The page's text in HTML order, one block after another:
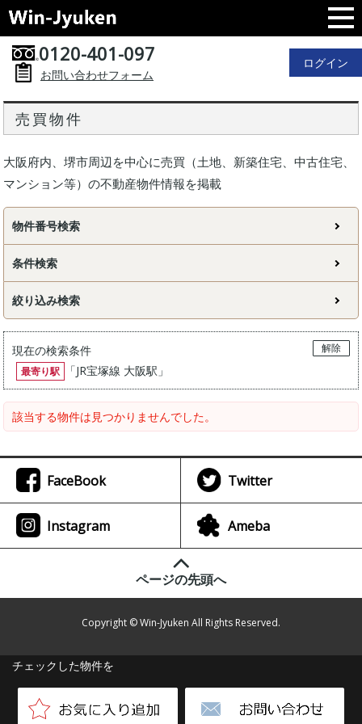
0120-401-097
お問い合わせフォーム
ログイン
売買物件
大阪府内、堺市周辺を中心に売買（土地、新築住宅、中古住宅、
マンション等）の不動産物件情報を掲載
物件番号検索
条件検索
絞り込み検索
現在の検索条件
解除
最寄り駅
「JR宝塚線 大阪駅 」
該当する物件は見つかりませんでした。
チェックした物件を
FaceBook Twitter
Instagram Ameba
ページの先頭へ
Copyright © Win-Jyuken All Rights Reserved.